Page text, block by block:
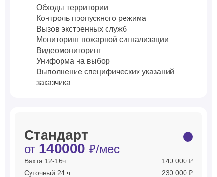
Обходы территории
Контроль пропускного режима
Вызов экстренных служб
Мониторинг пожарной сигнализации
Видеомониторинг
Униформа на выбор
Выполнение специфических указаний
заказчика
Стандарт
от 140000 ₽/мес
Вахта 12-16ч.
140 000 ₽
Суточный 24 ч.
230 000 ₽